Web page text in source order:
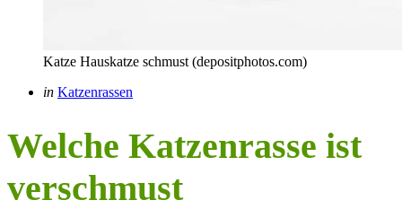
Katze Hauskatze schmust (depositphotos.com)
Categories
Posted
in Katzenrassen
Welche Katzenrasse ist
verschmust